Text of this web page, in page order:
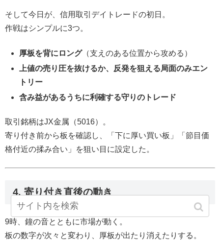
そして今日が、信用取引デイトレードの初日。
作戦はシンプルに3つ。
厚板を背にロング（支えのある位置から攻める）
上値の売り圧を抜けるか、反発を狙える局面のみエン
トリー
含み益があるうちに利確する守りのトレード
取引銘柄はJX金属（5016）。
寄り付き前から板を確認し、「下に厚い買い板」「節目価
格付近の揉み合い」を狙い目に設定した。
4. 寄り付き直後の動き
9時、鐘の音とともに市場が動く。
板の数字が次々と変わり、厚板が出たり消えたりする。